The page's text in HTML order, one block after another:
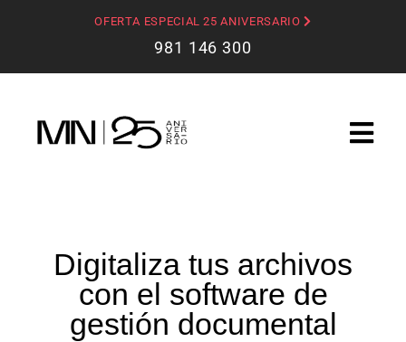
OFERTA ESPECIAL 25 ANIVERSARIO
981 146 300
Digitaliza tus archivos
con el software de
gestión documental